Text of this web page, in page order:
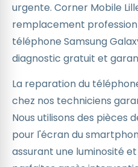
urgente. Corner Mobile
remplacement
téléphone Samsung
diagnostic gratuit et
La reparation du
chez nos techniciens
Nous utilisons des pièces
pour l'écran du
assurant une luminosité